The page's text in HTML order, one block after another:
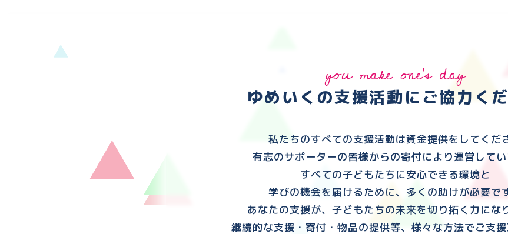
you make one's day
ゆめいくの支援活動に ご協力く
私たちのすべての支援活動は資金提供をしてくだ
有志のサポーターの皆様からの寄付により運営してい
すべての子どもたちに安心できる環境と
学びの機会を届けるために、多くの助けが必要で
あなたの支援が、子どもたちの未来を切り拓く力にな
継続的な支援・寄付・物品の提供等、様々な方法でご支援